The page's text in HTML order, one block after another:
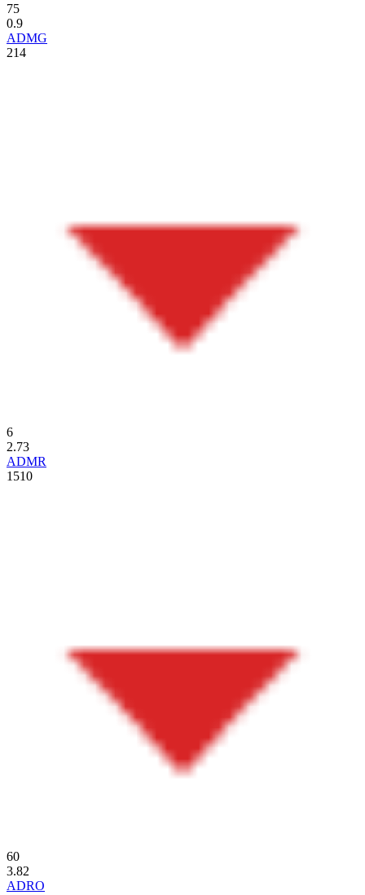
75
0.9
ADMG
214
6
2.73
ADMR
1510
60
3.82
ADRO